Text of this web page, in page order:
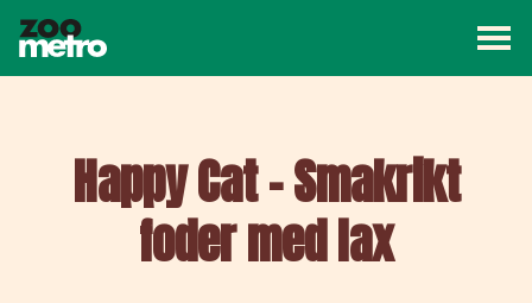
Kampanj
Happy Cat – Smakrikt
foder med lax